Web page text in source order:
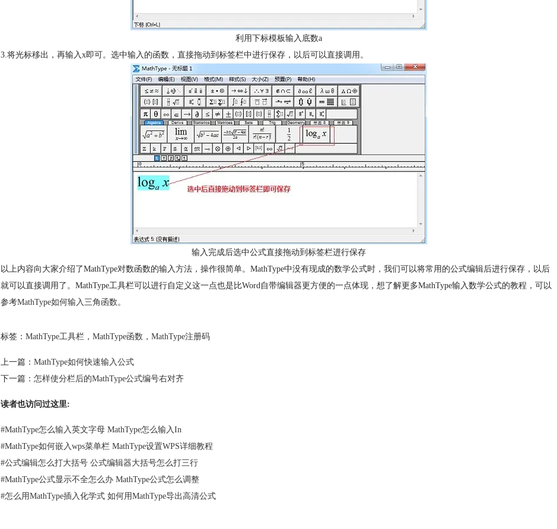
利用下标模板输入底数a
3.将光标移出，再输入x即可。选中输入的函数，直接拖动到标签栏中进行保存，以后可以直接调用。
输入完成后选中公式直接拖动到标签栏进行保存
以上内容向大家介绍了MathType对数函数的输入方法，操作很简单。MathType中没有现成的数学公式时，我们可以将常用的公式编辑后进行保存，以后
就可以直接调用了。MathType工具栏可以进行自定义这一点也是比Word自带编辑器更方便的一点体现，想了解更多MathType输入数学公式的教程，可以
参考MathType如何输入三角函数。
标签： MathType工具栏 ， MathType函数 ， MathType注册码
上一篇： MathType如何快速输入公式
下一篇： 怎样使分栏后的MathType公式编号右对齐
读者也访问过这里:
#MathType怎么输入英文字母 MathType怎么输入In
#MathType如何嵌入wps菜单栏 MathType设置WPS详细教程
#公式编辑怎么打大括号 公式编辑器大括号怎么打三行
#MathType公式显示不全怎么办 MathType公式怎么调整
#怎么用MathType插入化学式 如何用MathType导出高清公式